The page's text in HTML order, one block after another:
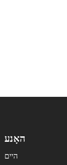
האָנע
היים